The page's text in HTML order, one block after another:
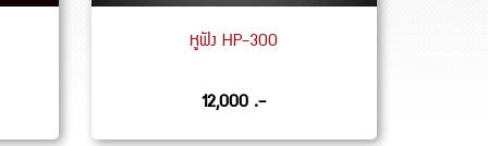
หูฟัง HP-300
12,000 .-